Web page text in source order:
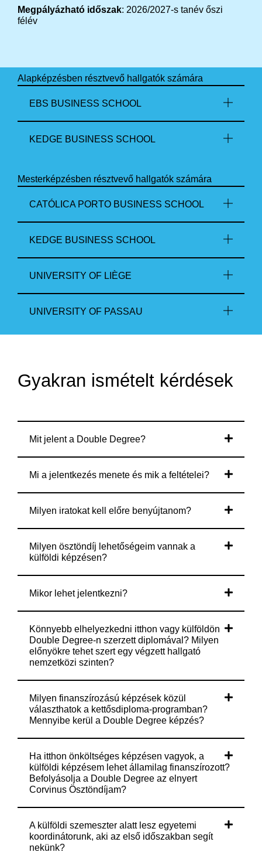
Megpályázható időszak: 2026/2027-s tanév őszi
félév
Alapképzésben résztvevő hallgatók számára
EBS BUSINESS SCHOOL
KEDGE BUSINESS SCHOOL
Mesterképzésben résztvevő hallgatók számára
CATÓLICA PORTO BUSINESS SCHOOL
KEDGE BUSINESS SCHOOL
UNIVERSITY OF LIÈGE
UNIVERSITY OF PASSAU
Gyakran ismételt kérdések
Mit jelent a Double Degree?
Mi a jelentkezés menete és mik a feltételei?
Milyen iratokat kell előre benyújtanom?
Milyen ösztöndíj lehetőségeim vannak a
külföldi képzésen?
Mikor lehet jelentkezni?
Könnyebb elhelyezkedni itthon vagy külföldön
Double Degree-n szerzett diplomával? Milyen
előnyökre tehet szert egy végzett hallgató
nemzetközi szinten?
Milyen finanszírozású képzések közül
választhatok a kettősdiploma-programban?
Mennyibe kerül a Double Degree képzés?
Ha itthon önköltséges képzésen vagyok, a
külföldi képzésem lehet államilag finanszírozott?
Befolyásolja a Double Degree az elnyert
Corvinus Ösztöndíjam?
A külföldi szemeszter alatt lesz egyetemi
koordinátorunk, aki az első időszakban segít
nekünk?